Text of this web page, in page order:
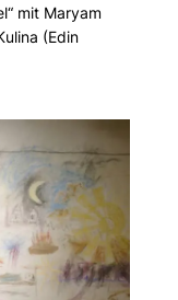
mit Maryam
(Edin